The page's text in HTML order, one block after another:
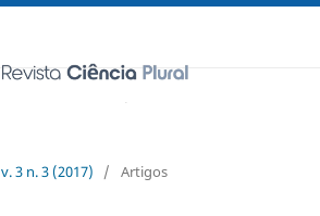
v. 3 n. 3 (2017) / Artigos